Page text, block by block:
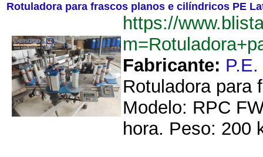
Rotuladora para frascos planos e cilíndricos PE
https://
Fabricante:
Rotuladora para
Modelo: RPC
hora. Peso: 200